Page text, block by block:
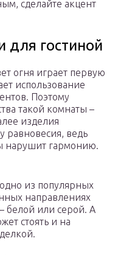
сделайте акцент
для гостиной
огня играет первую
использование
Поэтому
такой комнаты –
изделия
равновесия, ведь
нарушит гармонию.
из популярных
направлениях
белой или серой. А
стоять и на